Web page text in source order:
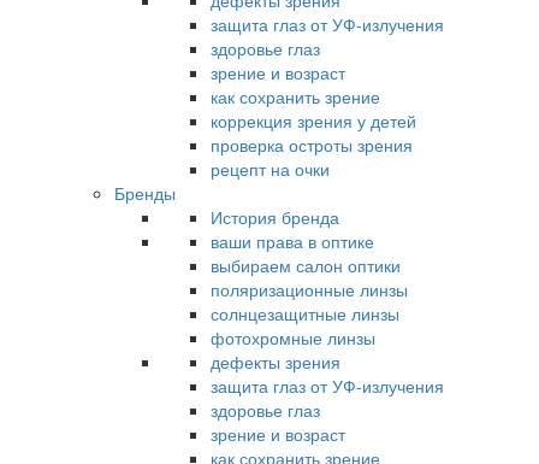
защита глаз от УФ-излучения
здоровье глаз
зрение и возраст
как сохранить зрение
коррекция зрения у детей
проверка остроты зрения
рецепт на очки
Бренды
История бренда
ваши права в оптике
выбираем салон оптики
поляризационные линзы
солнцезащитные линзы
фотохромные линзы
дефекты зрения
защита глаз от УФ-излучения
здоровье глаз
зрение и возраст
как сохранить зрение